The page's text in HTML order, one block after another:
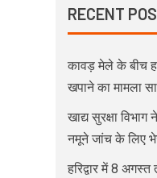
RECENT
कावड़ मेले के बीच
खपाने का मामला
खाद्य सुरक्षा विभाग
नमूने जांच के लिए
हरिद्वार में 8 अगस्त